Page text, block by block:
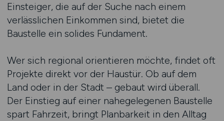
Einsteiger, die auf der Suche nach einem
verlässlichen Einkommen sind, bietet die
Baustelle ein solides Fundament.
Wer sich regional orientieren möchte, findet oft
Projekte direkt vor der Haustür. Ob auf dem
Land oder in der Stadt – gebaut wird überall.
Der Einstieg auf einer nahegelegenen Baustelle
spart Fahrzeit, bringt Planbarkeit in den Alltag